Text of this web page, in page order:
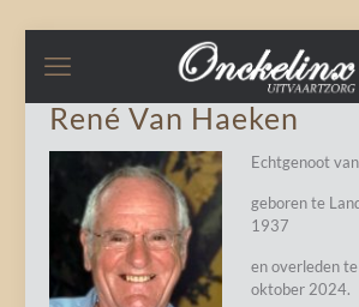
René Van Haeken
Echtgenoot
geboren te
1937
en overleden
oktober 2024.